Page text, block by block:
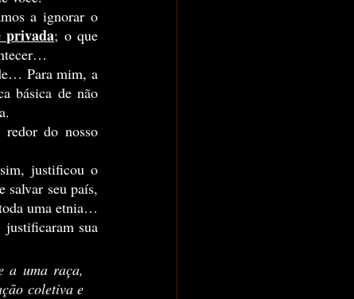
privada; o que
básica de não
justificou o
salvar seu país,
uma etnia…
justificaram sua
a uma raça,
coletiva e